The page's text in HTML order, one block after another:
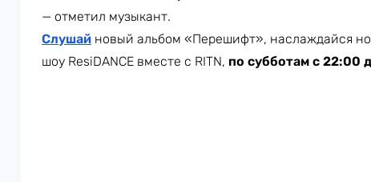
— отметил музыкант.
Слушай новый альбом «Перешифт», наслаждайся
шоу ResiDANCE вместе с RITN, по субботам с 22:00